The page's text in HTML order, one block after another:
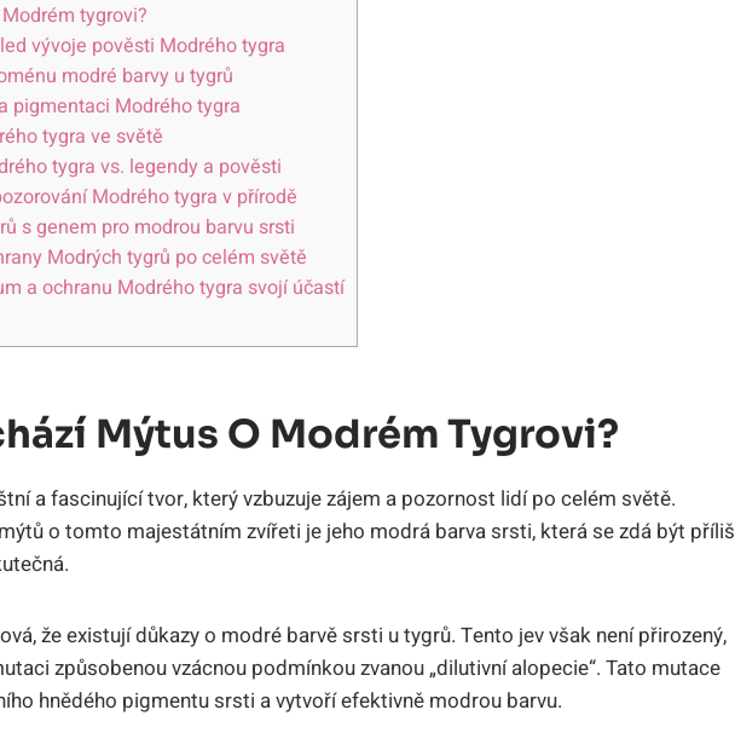
tygrovi?
vývoje pověsti Modrého tygra
modré barvy u tygrů
pigmentaci Modrého tygra
tygra ve světě
tygra vs. legendy a pověsti
Modrého tygra v přírodě
s genem pro modrou barvu srsti
Modrých tygrů po celém světě
a ochranu Modrého tygra svojí účastí
Mýtus O Modrém Tygrovi?
a fascinující tvor, který vzbuzuje zájem a pozornost lidí po celém světě.
o tomto majestátním zvířeti je jeho modrá barva srsti, která se zdá být příliš
že existují důkazy o modré barvě srsti u tygrů. Tento jev však není přirozený,
způsobenou vzácnou podmínkou zvanou „dilutivní alopecie“. Tato mutace
hnědého pigmentu srsti a vytvoří efektivně modrou barvu.